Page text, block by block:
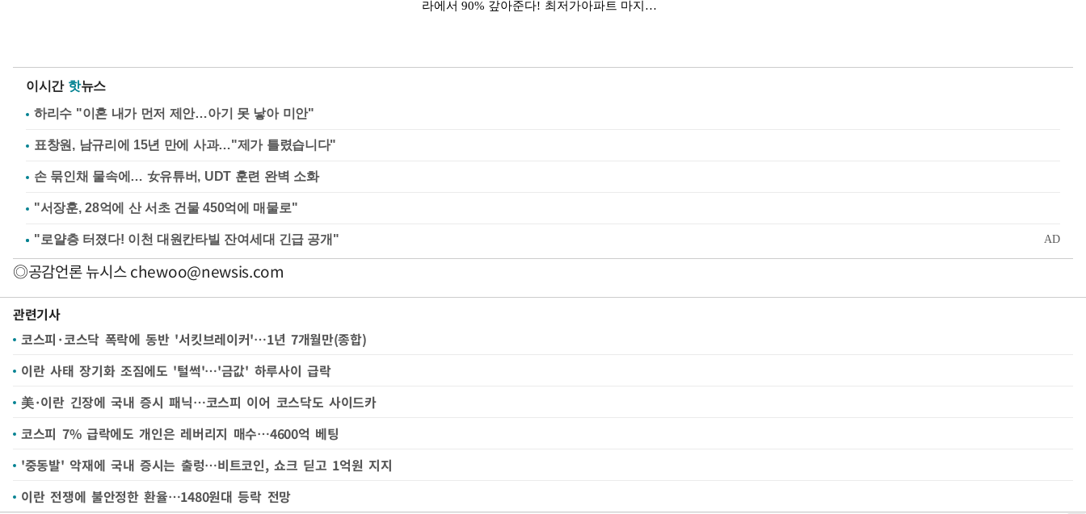
이시간 핫뉴스
하리수 "이혼 내가 먼저 제안…아기 못 낳아 미안"
표창원, 남규리에 15년 만에 사과…"제가 틀렸습니다"
손 묶인채 물속에… 女유튜버, UDT 훈련 완벽 소화
"서장훈, 28억에 산 서초 건물 450억에 매물로"
◎공감언론 뉴시스chewoo@newsis.com
관련기사
코스피·코스닥 폭락에 동반 '서킷브레이커'…1년 7개월만(종합)
이란 사태 장기화 조짐에도 '털썩'…'금값' 하루사이 급락
美·이란 긴장에 국내 증시 패닉…코스피 이어 코스닥도 사이드카
코스피 7% 급락에도 개인은 레버리지 매수…4600억 베팅
'중동발' 악재에 국내 증시는 출렁…비트코인, 쇼크 딛고 1억원 지지
이란 전쟁에 불안정한 환율…1480원대 등락 전망